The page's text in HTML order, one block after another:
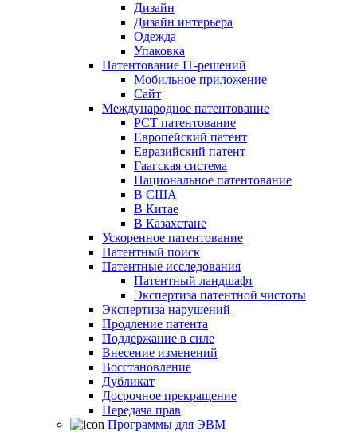
Дизайн
Дизайн интерьера
Одежда
Упаковка
Патентование IT-решений
Мобильное приложение
Сайт
Международное патентование
PCT патентование
Европейский патент
Евразийский патент
Гаагская система
Национальное патентование
В США
В Китае
В Казахстане
Ускоренное патентование
Патентный поиск
Патентные исследования
Патентный ландшафт
Экспертиза патентной чистоты
Экспертиза нарушений
Продление патента
Поддержание в силе
Внесение изменений
Восстановление
Дубликат
Досрочное прекращение
Передача прав
Программы для ЭВМ